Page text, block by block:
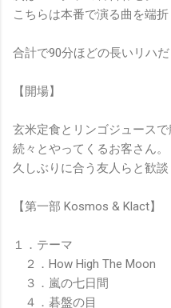
こちらは本番で演る曲を端折
合計で90分ほどの長いリハだ
【開場】
玄米定食とリンゴジュースで
続々とやってくるお客さん。
久しぶりに合う友人らと歓談
【第一部 Kosmos & Klact】
１．テーマ
２．How High The Moon
３．嵐の七日間
４．碁盤の目